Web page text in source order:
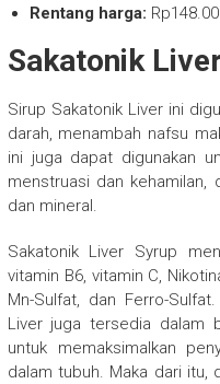
Rentang harga:
Sakatonik
Sirup Sakatonik Liver ini
darah, menambah nafsu
ini juga dapat digunakan
menstruasi dan kehamilan,
dan mineral.
Sakatonik Liver Syrup
vitamin B6, vitamin C,
Mn-Sulfat, dan Ferro-
Liver juga tersedia dalam
untuk memaksimalkan
dalam tubuh. Maka dari itu,